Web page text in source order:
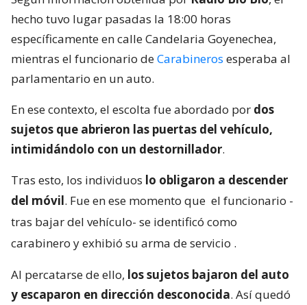
hecho tuvo lugar pasadas la 18:00 horas
específicamente en calle Candelaria Goyenechea,
mientras el funcionario deCarabineros esperaba al
parlamentario en un auto.
En ese contexto, el escolta fue abordado por dos
sujetos que abrieron las puertas del vehículo,
intimidándolo con un destornillador.
Tras esto, los individuos lo obligaron a descender
del móvil. Fue en ese momento que el funcionario -
tras bajar del vehículo- se identificó como
carabinero y exhibió su arma de servicio .
Al percatarse de ello, los sujetos bajaron del auto
y escaparon en dirección desconocida. Así quedó